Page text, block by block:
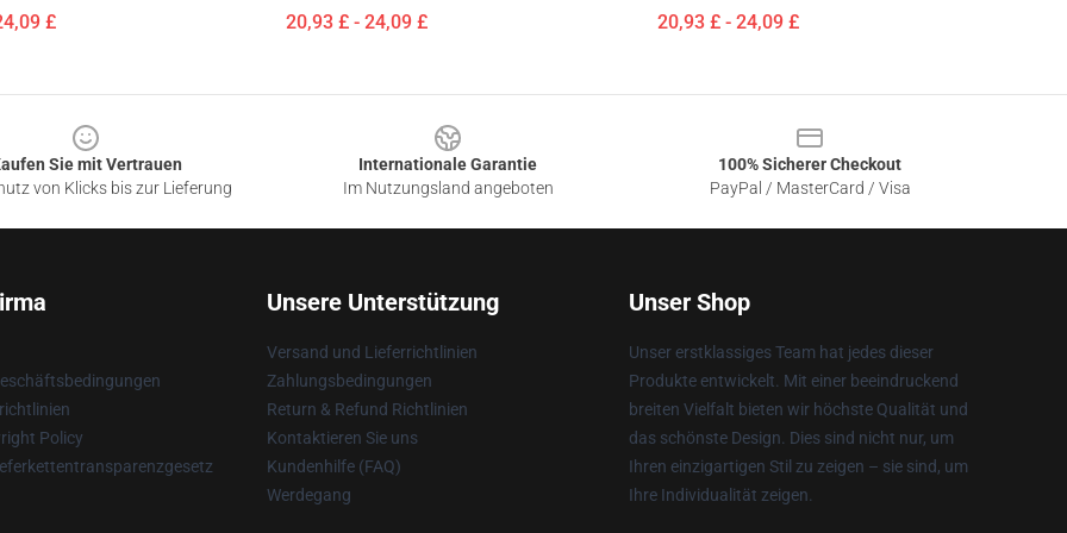
£ 20,93 £ - 24,09 £ 20,93 £ - 24,09 £
Sie mit Vertrauen
von Klicks bis zur Lieferung
Internationale Garantie
Im Nutzungsland angeboten
100% Sicherer Checkout
PayPal / MasterCard / Visa
Policy
Unsere Unterstützung
Versand und Lieferrichtlinien
Zahlungsbedingungen
Return & Refund Richtlinien
Kontaktieren Sie uns
Kundenhilfe (FAQ)
Werdegang
Unser Shop
Unser erstklassiges Team hat jedes dieser
Produkte entwickelt. Mit einer beeindruckend
breiten Vielfalt bieten wir höchste Qualität und
das schönste Design. Dies sind nicht nur, um
Ihren einzigartigen Stil zu zeigen – sie sind, um
Ihre Individualität zeigen.